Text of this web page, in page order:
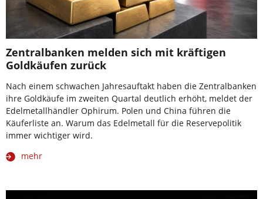
Zentralbanken melden sich mit kräftigen
Goldkäufen zurück
Nach einem schwachen Jahresauftakt haben die Zentralbanken
ihre Goldkäufe im zweiten Quartal deutlich erhöht, meldet der
Edelmetallhändler Ophirum. Polen und China führen die
Käuferliste an. Warum das Edelmetall für die Reservepolitik
immer wichtiger wird.
mehr